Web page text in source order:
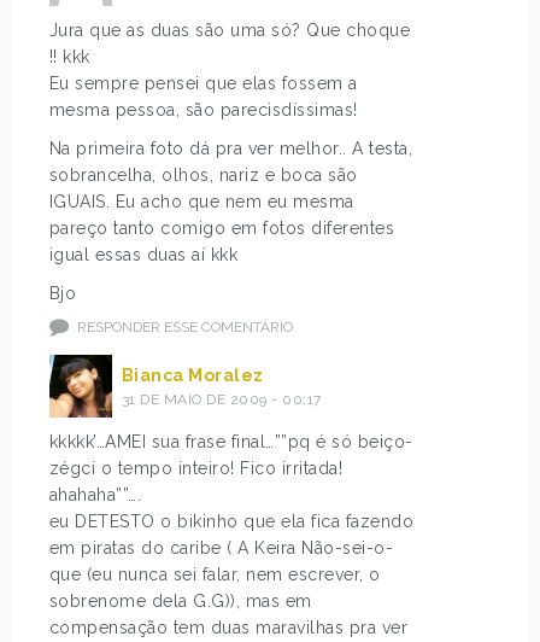
Jura que as duas são uma só? Que choque
!! kkk
Eu sempre pensei que elas fossem a
mesma pessoa, são parecisdíssimas!
Na primeira foto dá pra ver melhor.. A testa,
sobrancelha, olhos, nariz e boca são
IGUAIS. Eu acho que nem eu mesma
pareço tanto comigo em fotos diferentes
igual essas duas aí kkk
Bjo
RESPONDER ESSE COMENTÁRIO
Bianca Moralez
31 DE MAIO DE 2009 - 00:17
kkkkk’…AMEI sua frase final…””pq é só beiço-
zégci o tempo inteiro! Fico irritada!
ahahaha””….
eu DETESTO o bikinho que ela fica fazendo
em piratas do caribe ( A Keira Não-sei-o-
que (eu nunca sei falar, nem escrever, o
sobrenome dela G.G)), mas em
compensação tem duas maravilhas pra ver